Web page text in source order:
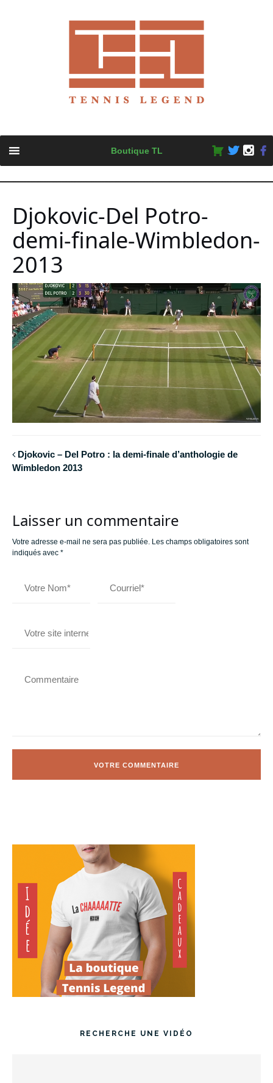
content
Boutique TL
Djokovic-Del Potro-
demi-finale-Wimbledon-
2013
Djokovic – Del Potro : la demi-finale d’anthologie de
Wimbledon 2013
Laisser un commentaire
Votre adresse e-mail ne sera pas publiée. Les champs obligatoires sont
indiqués avec *
RECHERCHE UNE VIDÉO